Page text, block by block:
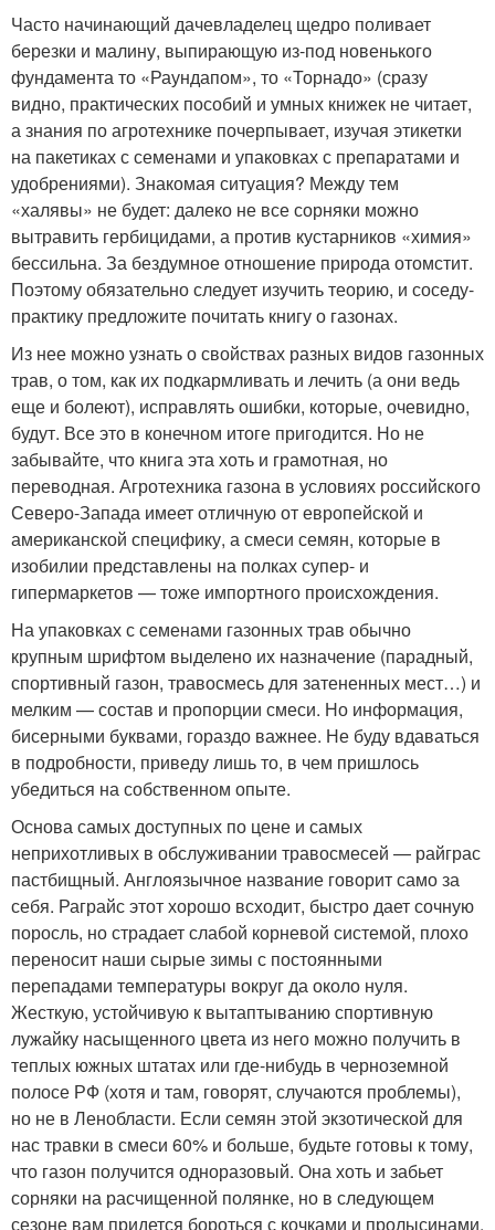
Часто начинающий дачевладелец щедро поливает
березки и малину, выпирающую из-под новенького
фундамента то «Раундапом», то «Торнадо» (сразу
видно, практических пособий и умных книжек не читает,
а знания по агротехнике почерпывает, изучая этикетки
на пакетиках с семенами и упаковках с препаратами и
удобрениями). Знакомая ситуация? Между тем
«халявы» не будет: далеко не все сорняки можно
вытравить гербицидами, а против кустарников «химия»
бессильна. За бездумное отношение природа отомстит.
Поэтому обязательно следует изучить теорию, и соседу-
практику предложите почитать книгу о газонах.
Из нее можно узнать о свойствах разных видов газонных
трав, о том, как их подкармливать и лечить (а они ведь
еще и болеют), исправлять ошибки, которые, очевидно,
будут. Все это в конечном итоге пригодится. Но не
забывайте, что книга эта хоть и грамотная, но
переводная. Агротехника газона в условиях российского
Северо-Запада имеет отличную от европейской и
американской специфику, а смеси семян, которые в
изобилии представлены на полках супер- и
гипермаркетов — тоже импортного происхождения.
На упаковках с семенами газонных трав обычно
крупным шрифтом выделено их назначение (парадный,
спортивный газон, травосмесь для затененных мест…) и
мелким — состав и пропорции смеси. Но информация,
бисерными буквами, гораздо важнее. Не буду вдаваться
в подробности, приведу лишь то, в чем пришлось
убедиться на собственном опыте.
Основа самых доступных по цене и самых
неприхотливых в обслуживании травосмесей — райграс
пастбищный. Англоязычное название говорит само за
себя. Раграйс этот хорошо всходит, быстро дает сочную
поросль, но страдает слабой корневой системой, плохо
переносит наши сырые зимы с постоянными
перепадами температуры вокруг да около нуля.
Жесткую, устойчивую к вытаптыванию спортивную
лужайку насыщенного цвета из него можно получить в
теплых южных штатах или где-нибудь в черноземной
полосе РФ (хотя и там, говорят, случаются проблемы),
но не в Ленобласти. Если семян этой экзотической для
нас травки в смеси 60% и больше, будьте готовы к тому,
что газон получится одноразовый. Она хоть и забьет
сорняки на расчищенной полянке, но в следующем
сезоне вам придется бороться с кочками и пролысинами.